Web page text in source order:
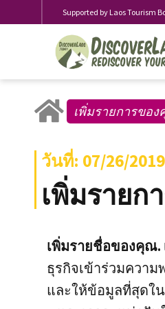
Supported by Laos Tourism
เพิ่มรายการขอ
วันที่: 07/26/2019
เพิ่มราย
เพิ่มรายชื่อของคุณ.
ธุรกิจเข้าร่วมควา
และให้ข้อมูลที่สุดใ